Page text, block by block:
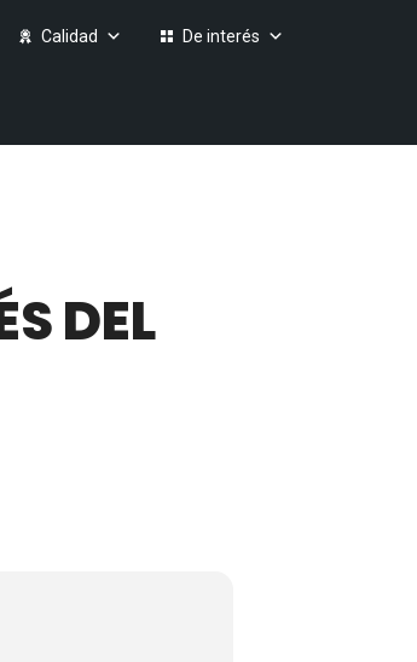
Calidad De interés
DEL